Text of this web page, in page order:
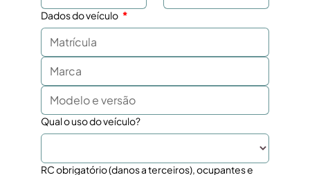
Dados do veículo
Qual o uso do veículo?
RC obrigatório (danos a terceiros), ocupantes e